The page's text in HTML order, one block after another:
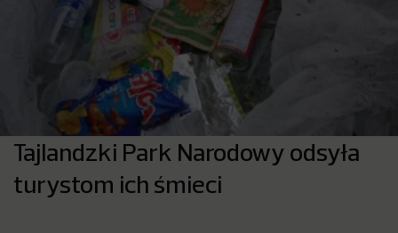
Tajlandzki Park Narodowy odsyła
turystom ich śmieci